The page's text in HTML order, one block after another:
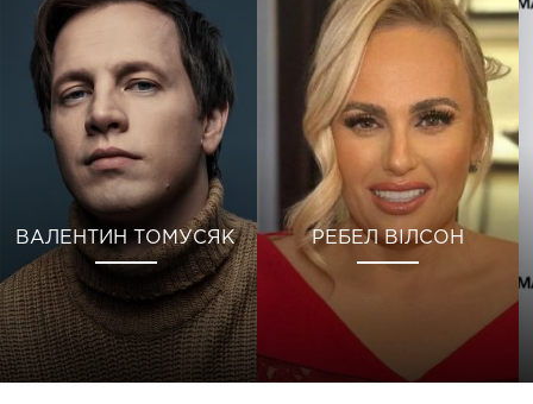
ВАЛЕНТИН ТОМУСЯК РЕБЕЛ ВІЛСОН